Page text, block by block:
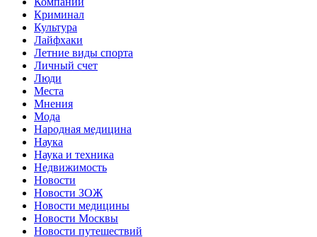
Криминал
Культура
Лайфхаки
Летние виды спорта
Личный счет
Люди
Места
Мнения
Мода
Народная медицина
Наука
Наука и техника
Недвижимость
Новости
Новости ЗОЖ
Новости медицины
Новости Москвы
Новости путешествий